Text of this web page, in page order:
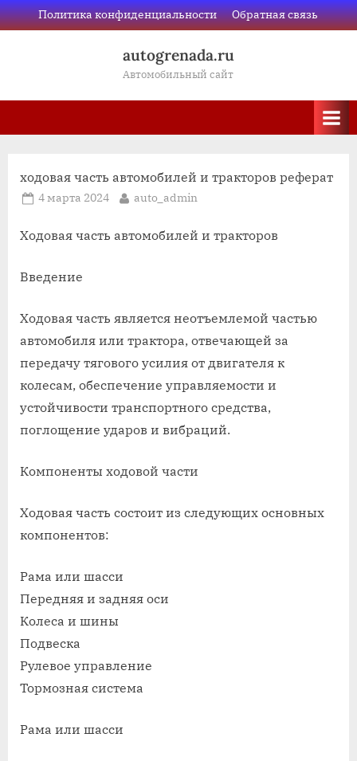
Skip
to
Политика конфиденциальности Обратная связь
autogrenada.ru
Автомобильный сайт
ходовая часть автомобилей и тракторов реферат
Posted
4 марта 2024 By
auto_admin
Ходовая часть автомобилей и тракторов
Введение
Ходовая часть является неотъемлемой частью
автомобиля или трактора, отвечающей за
передачу тягового усилия от двигателя к
колесам, обеспечение управляемости и
устойчивости транспортного средства,
поглощение ударов и вибраций.
Компоненты ходовой части
Ходовая часть состоит из следующих основных
компонентов:
Рама или шасси
Передняя и задняя оси
Колеса и шины
Подвеска
Рулевое управление
Тормозная система
Рама или шасси